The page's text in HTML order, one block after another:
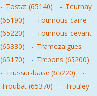
- Tostat (65140) - Tournay
(65190)
- Tournous-darre
(65220)
- Tournous-devant
(65330)
- Tramezaigues
(65170)
- Trebons (65200)
- Trie-sur-baise (65220)
-
Troubat (65370)
- Trouley-